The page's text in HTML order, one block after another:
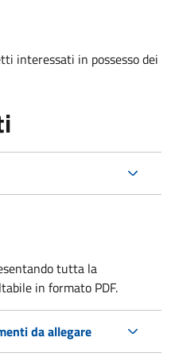
interessati in possesso dei
tutta la
in formato PDF.
da allegare